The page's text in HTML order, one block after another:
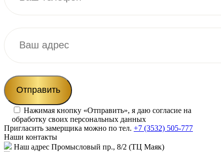
Нажимая кнопку «Отправить», я даю согласие на
обработку своих персональных данных
Пригласить замерщика можно по тел. +7 (3532) 505-777
Наши контакты
Наш адрес Промысловый пр., 8/2 (ТЦ Маяк)